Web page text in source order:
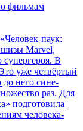
фильмам
паук:
Marvel,
В
уже четвёртый
него сине-
раз. Для
подготовила
человека-